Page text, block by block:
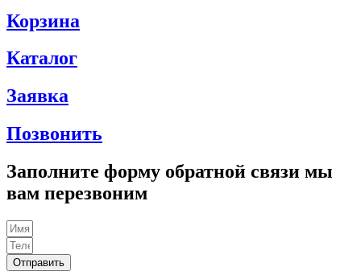
Корзина
Каталог
Заявка
Позвонить
Заполните форму обратной связи мы
вам перезвоним
Отправить